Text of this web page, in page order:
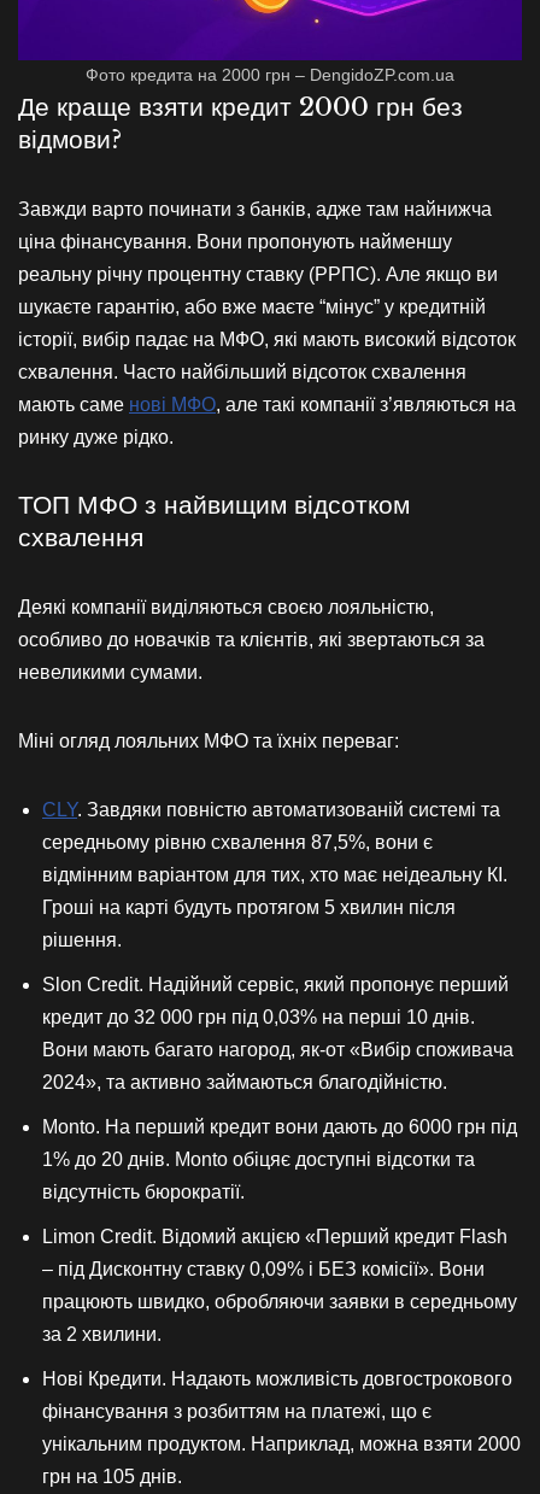
Фото кредита на 2000 грн – DengidoZP.com.ua
Де краще взяти кредит 2000 грн без
відмови?
Завжди варто починати з банків, адже там найнижча
ціна фінансування. Вони пропонують найменшу
реальну річну процентну ставку (РРПС). Але якщо ви
шукаєте гарантію, або вже маєте “мінус” у кредитній
історії, вибір падає на МФО, які мають високий відсоток
схвалення. Часто найбільший відсоток схвалення
мають саме нові МФО, але такі компанії з’являються на
ринку дуже рідко.
ТОП МФО з найвищим відсотком
схвалення
Деякі компанії виділяються своєю лояльністю,
особливо до новачків та клієнтів, які звертаються за
невеликими сумами.
Міні огляд лояльних МФО та їхніх переваг:
CLY. Завдяки повністю автоматизованій системі та
середньому рівню схвалення 87,5%, вони є
відмінним варіантом для тих, хто має неідеальну КІ.
Гроші на карті будуть протягом 5 хвилин після
рішення.
Slon Credit. Надійний сервіс, який пропонує перший
кредит до 32 000 грн під 0,03% на перші 10 днів.
Вони мають багато нагород, як-от «Вибір споживача
2024», та активно займаються благодійністю.
Monto. На перший кредит вони дають до 6000 грн під
1% до 20 днів. Monto обіцяє доступні відсотки та
відсутність бюрократії.
Limon Credit. Відомий акцією «Перший кредит Flash
– під Дисконтну ставку 0,09% і БЕЗ комісії». Вони
працюють швидко, обробляючи заявки в середньому
за 2 хвилини.
Нові Кредити. Надають можливість довгострокового
фінансування з розбиттям на платежі, що є
унікальним продуктом. Наприклад, можна взяти 2000
грн на 105 днів.